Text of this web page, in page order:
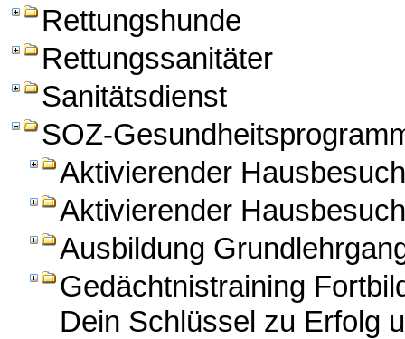
Rettungshunde
Rettungssanitäter
Sanitätsdienst
SOZ-
Aktivierender Hausbesuch
Aktivierender
Ausbildung
Gedächtnistraining
Dein Schlüssel zu Erfolg